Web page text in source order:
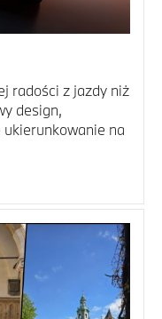
radości z jazdy niż
design,
na